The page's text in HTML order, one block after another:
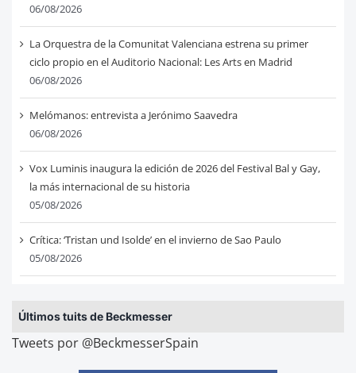
06/08/2026
La Orquestra de la Comunitat Valenciana estrena su primer
ciclo propio en el Auditorio Nacional: Les Arts en Madrid
06/08/2026
Melómanos: entrevista a Jerónimo Saavedra
06/08/2026
Vox Luminis inaugura la edición de 2026 del Festival Bal y Gay,
la más internacional de su historia
05/08/2026
Crítica: ‘Tristan und Isolde’ en el invierno de Sao Paulo
05/08/2026
Últimos tuits de Beckmesser
Tweets por @BeckmesserSpain